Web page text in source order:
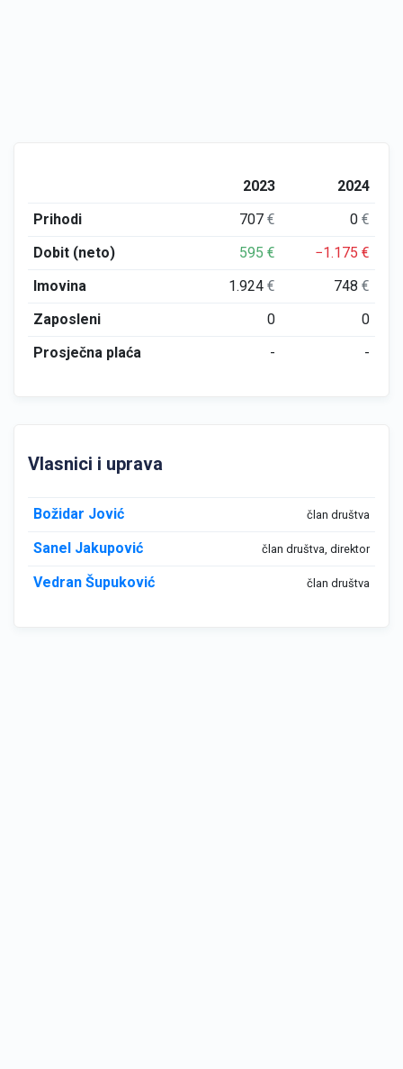
2023
2024
Prihodi
707€ 0€
Dobit (neto)
595€ −1.175€
Imovina
1.924€ 748€
Zaposleni
0
0
Prosječna plaća
- -
Vlasnici i uprava
Božidar Jović član društva
Sanel Jakupović član društva, direktor
Vedran Šupuković član društva